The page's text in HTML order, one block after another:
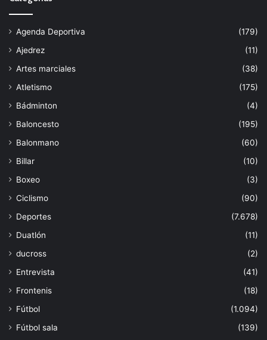
Agenda Deportiva
(179)
Ajedrez
(11)
Artes marciales
(38)
Atletismo
(175)
Bádminton
(4)
Baloncesto
(195)
Balonmano
(60)
Billar
(10)
Boxeo
(3)
Ciclismo
(90)
Deportes
(7.678)
Duatlón
(11)
ducross
(2)
Entrevista
(41)
Frontenis
(18)
Fútbol
(1.094)
Fútbol sala
(139)